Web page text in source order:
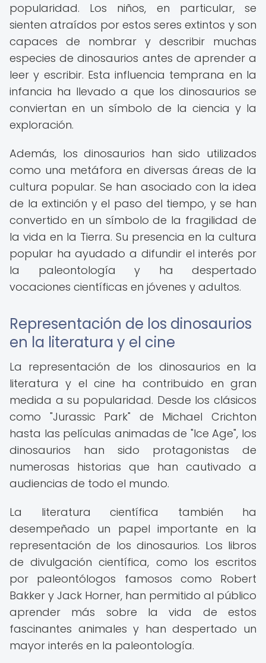
popularidad. Los niños, en particular, se
sienten atraídos por estos seres extintos y son
capaces de nombrar y describir muchas
especies de dinosaurios antes de aprender a
leer y escribir. Esta influencia temprana en la
infancia ha llevado a que los dinosaurios se
conviertan en un símbolo de la ciencia y la
exploración.
Además, los dinosaurios han sido utilizados
como una metáfora en diversas áreas de la
cultura popular. Se han asociado con la idea
de la extinción y el paso del tiempo, y se han
convertido en un símbolo de la fragilidad de
la vida en la Tierra. Su presencia en la cultura
popular ha ayudado a difundir el interés por
la paleontología y ha despertado
vocaciones científicas en jóvenes y adultos.
Representación de los dinosaurios
en la literatura y el cine
La representación de los dinosaurios en la
literatura y el cine ha contribuido en gran
medida a su popularidad. Desde los clásicos
como "Jurassic Park" de Michael Crichton
hasta las películas animadas de "Ice Age", los
dinosaurios han sido protagonistas de
numerosas historias que han cautivado a
audiencias de todo el mundo.
La literatura científica también ha
desempeñado un papel importante en la
representación de los dinosaurios. Los libros
de divulgación científica, como los escritos
por paleontólogos famosos como Robert
Bakker y Jack Horner, han permitido al público
aprender más sobre la vida de estos
fascinantes animales y han despertado un
mayor interés en la paleontología.